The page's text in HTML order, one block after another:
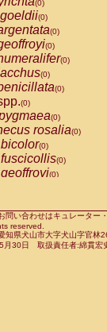
moloch
torquatus
spp.(0)
satanas(0)
monachus
pithecia(0)
agilis
hybrid
anubis(0)
cynocephalus
hamadryas(0)
(0)
(0)
(0)
(0)
(0)
(0)
(0)
(0)
(0)
rosalia(0)
(0)
(0)
(0)
(0)
(0)
mystax(0)
問い合わせはキュレータ
reserved.
知県犬山市大字犬山字官
30日 取扱責任者:綿貫宏